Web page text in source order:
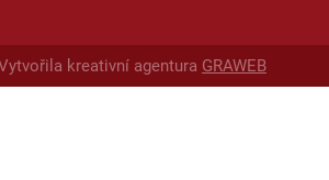
kreativní agentura GRAWEB